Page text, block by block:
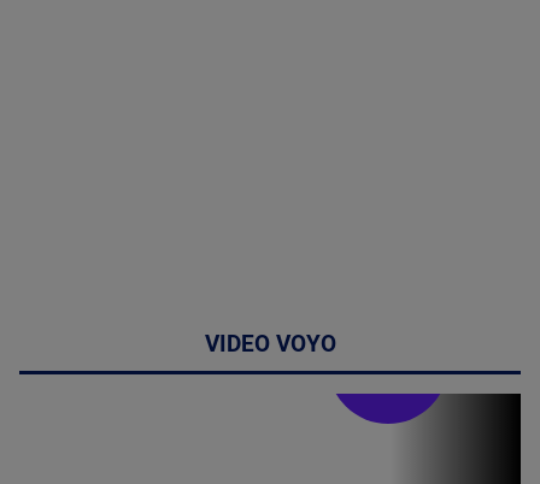
VIDEO VOYO